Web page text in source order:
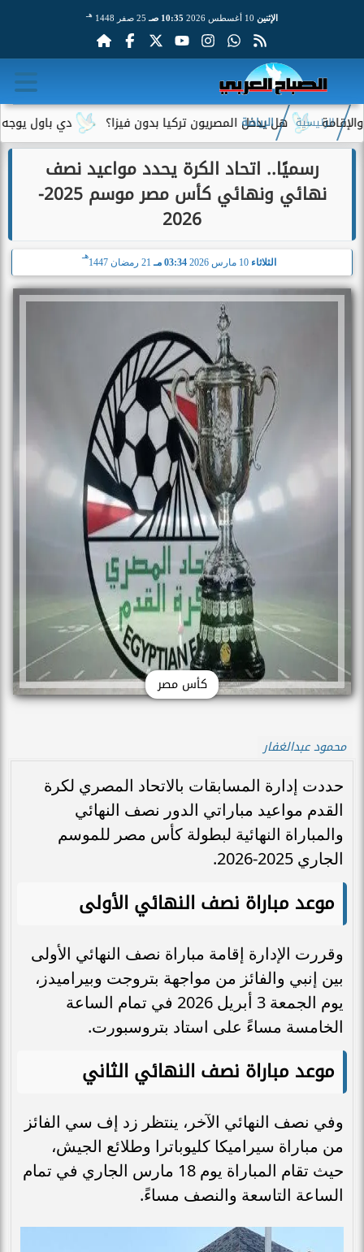
الإثنين 10:35 صـ 25 صفر 1448 هـ
دي باول يوجه رسالة هل يدخل المصريون تركيا بدون فيزا؟
الرئيسية الرياضة
رسميًا.. اتحاد الكرة يحدد مواعيد نصف
نهائي ونهائي كأس مصر موسم 2025-
2026
الثلاثاء 10 مارس 2026 03:34 مـ 21 رمضان 1447
هـ
كأس مصر
محمود عبدالغفار
حددت إدارة المسابقات بالاتحاد المصري لكرة
القدم مواعيد مباراتي الدور نصف النهائي
والمباراة النهائية لبطولة كأس مصر للموسم
الجاري 2025-2026.
موعد مباراة نصف النهائي الأولى
وقررت الإدارة إقامة مباراة نصف النهائي الأولى
بين إنبي والفائز من مواجهة بتروجت وبيراميدز،
يوم الجمعة 3 أبريل 2026 في تمام الساعة
الخامسة مساءً على استاد بتروسبورت.
موعد مباراة نصف النهائي الثاني
وفي نصف النهائي الآخر، ينتظر زد إف سي الفائز
من مباراة سيراميكا كليوباترا وطلائع الجيش،
حيث تقام المباراة يوم 18 مارس الجاري في تمام
الساعة التاسعة والنصف مساءً.